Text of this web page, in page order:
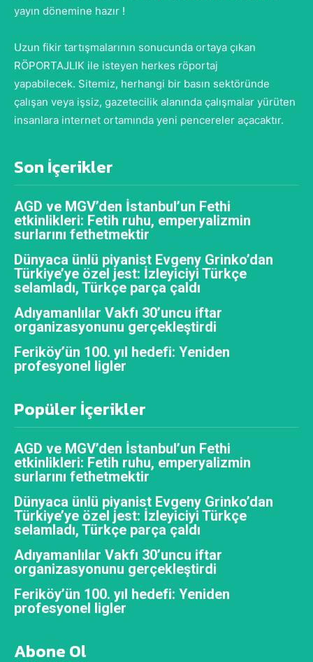
yayın dönemine hazır !
Uzun fikir tartışmalarının sonucunda ortaya çıkan
RÖPORTAJLIK ile isteyen herkes röportaj
yapabilecek. Sitemiz, herhangi bir basın sektöründe
çalışan veya işsiz, gazetecilik alanında çalışmalar yürüten
insanlara internet ortamında yeni pencereler açacaktır.
Son İçerikler
AGD ve MGV’den İstanbul’un Fethi
etkinlikleri: Fetih ruhu, emperyalizmin
surlarını fethetmektir
Dünyaca ünlü piyanist Evgeny Grinko’dan
Türkiye’ye özel jest: İzleyiciyi Türkçe
selamladı, Türkçe parça çaldı
Adıyamanlılar Vakfı 30’uncu iftar
organizasyonunu gerçekleştirdi
Feriköy’ün 100. yıl hedefi: Yeniden
profesyonel ligler
Popüler İçerikler
AGD ve MGV’den İstanbul’un Fethi
etkinlikleri: Fetih ruhu, emperyalizmin
surlarını fethetmektir
Dünyaca ünlü piyanist Evgeny Grinko’dan
Türkiye’ye özel jest: İzleyiciyi Türkçe
selamladı, Türkçe parça çaldı
Adıyamanlılar Vakfı 30’uncu iftar
organizasyonunu gerçekleştirdi
Feriköy’ün 100. yıl hedefi: Yeniden
profesyonel ligler
Abone Ol